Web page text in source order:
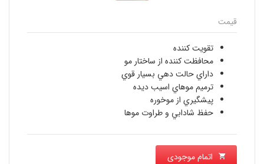
قیمت
تقويت كننده
محافظت كننده از ساختار مو
داراي حالت دهي بسيار قوي
ترميم موهاي اسيب ديده
پيشگيري از موخوره
حفظ شادابي و طراوت موها
اتمام موجودی